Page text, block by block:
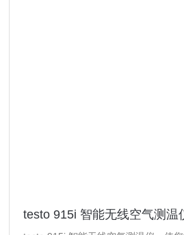
testo 915i 智能无线空气测温